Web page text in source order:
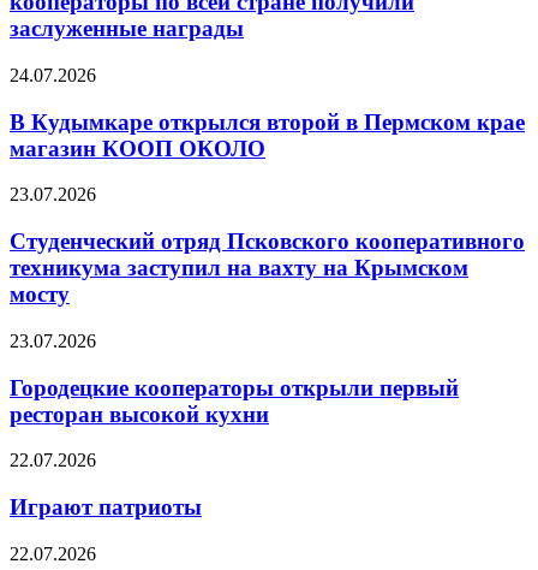
заслуженные награды
24.07.2026
В Кудымкаре открылся второй в Пермском крае
магазин КООП ОКОЛО
23.07.2026
Студенческий отряд Псковского кооперативного
техникума заступил на вахту на Крымском
мосту
23.07.2026
Городецкие кооператоры открыли первый
ресторан высокой кухни
22.07.2026
Играют патриоты
22.07.2026